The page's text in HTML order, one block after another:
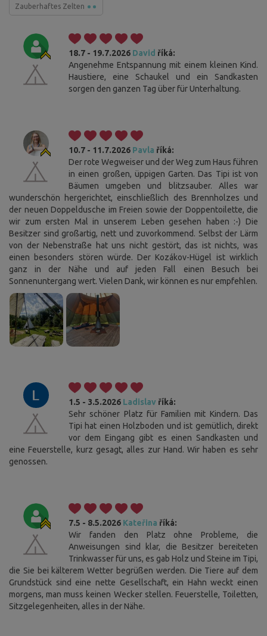
Zauberhaftes Zelten
18.7 - 19.7.2026 David říká:
Angenehme Entspannung mit einem kleinen Kind.
Haustiere, eine Schaukel und ein Sandkasten
sorgen den ganzen Tag über für Unterhaltung.
10.7 - 11.7.2026 Pavla říká:
Der rote Wegweiser und der Weg zum Haus führen
in einen großen, üppigen Garten. Das Tipi ist von
Bäumen umgeben und blitzsauber. Alles war
wunderschön hergerichtet, einschließlich des Brennholzes und
der neuen Doppeldusche im Freien sowie der Doppentoilette, die
wir zum ersten Mal in unserem Leben gesehen haben :-) Die
Besitzer sind großartig, nett und zuvorkommend. Selbst der Lärm
von der Nebenstraße hat uns nicht gestört, das ist nichts, was
einen besonders stören würde. Der Kozákov-Hügel ist wirklich
ganz in der Nähe und auf jeden Fall einen Besuch bei
Sonnenuntergang wert. Vielen Dank, wir können es nur empfehlen.
1.5 - 3.5.2026 Ladislav říká:
Sehr schöner Platz für Familien mit Kindern. Das
Tipi hat einen Holzboden und ist gemütlich, direkt
vor dem Eingang gibt es einen Sandkasten und
eine Feuerstelle, kurz gesagt, alles zur Hand. Wir haben es sehr
genossen.
7.5 - 8.5.2026 Kateřina říká:
Wir fanden den Platz ohne Probleme, die
Anweisungen sind klar, die Besitzer bereiteten
Trinkwasser für uns, es gab Holz und Steine im Tipi,
die Sie bei kälterem Wetter begrüßen werden. Die Tiere auf dem
Grundstück sind eine nette Gesellschaft, ein Hahn weckt einen
morgens, man muss keinen Wecker stellen. Feuerstelle, Toiletten,
Sitzgelegenheiten, alles in der Nähe.